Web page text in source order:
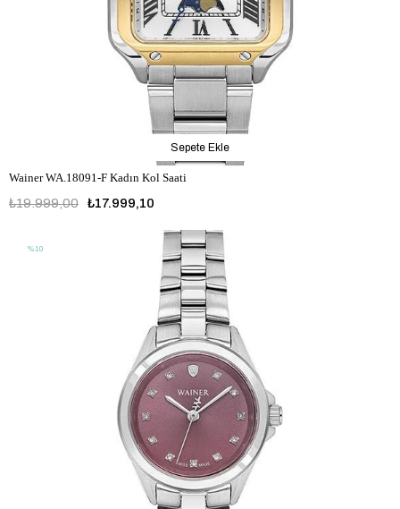
Wainer WA.18091-F Kadın Kol Saati
₺17.999,10
₺19.999,00
Sepete Ekle
%10